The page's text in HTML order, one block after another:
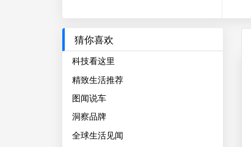
猜你喜欢
科技看这里
精致生活推荐
图闻说车
洞察品牌
全球生活见闻